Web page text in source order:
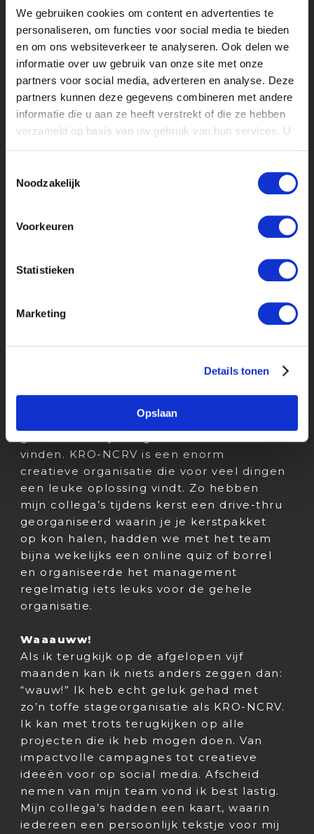
We gebruiken cookies om content en advertenties te
personaliseren, om functies voor social media te bieden
en om ons websiteverkeer te analyseren. Ook delen we
informatie over uw gebruik van onze site met onze
partners voor social media, adverteren en analyse. Deze
partners kunnen deze gegevens combineren met andere
informatie die u aan ze heeft verstrekt of die ze hebben
verzameld op basis van uw gebruik van hun services. U
Noodzakelijk
Voorkeuren
Statistieken
Marketing
Details tonen
Opslaan
campagne van te maken. Ook kreeg ik
verschillende programmatitels zoals
Nieuwe Boeren, Doodstil en Code Rood.
Ik mocht de content verzinnen en maken
voor deze programma’s. Ik heb hierdoor
veel meetings gehad met verschillende
collega’s van andere afdelingen en zelfs
meetings gehad met externe
over de mediawereld.
zeggen dat ik ondanks het vele
contact met mijn team en andere
coronavirus heb misgelopen is het
heb ik mijn weg in het online werken
vinden. KRO-NCRV is een enorm
creatieve organisatie die voor veel dingen
een leuke oplossing vindt. Zo hebben
mijn collega’s tijdens kerst een drive-thru
georganiseerd waarin je je kerstpakket
op kon halen, hadden we met het team
bijna wekelijks een online quiz of borrel
en organiseerde het management
regelmatig iets leuks voor de gehele
organisatie.
Waaauww!
Als ik terugkijk op de afgelopen vijf
maanden kan ik niets anders zeggen dan:
“wauw!” Ik heb echt geluk gehad met
zo’n toffe stageorganisatie als KRO-NCRV.
Ik kan met trots terugkijken op alle
projecten die ik heb mogen doen. Van
impactvolle campagnes tot creatieve
ideeën voor op social media. Afscheid
nemen van mijn team vond ik best lastig.
Mijn collega’s hadden een kaart, waarin
iedereen een persoonlijk tekstje voor mij